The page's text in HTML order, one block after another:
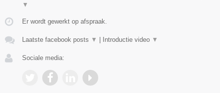
▼
Er wordt gewerkt op afspraak.
Laatste facebook posts ▼ Introductie video ▼
Sociale media: